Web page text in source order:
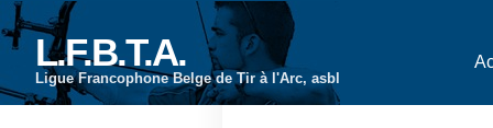
L.F.B.T.A.
Ligue Francophone Belge de Tir à l'Arc, asbl